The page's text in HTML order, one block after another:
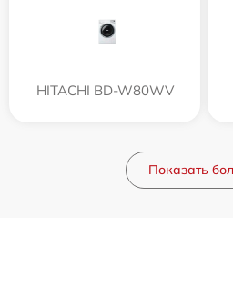
HITACHI BD-W80WV
Показать